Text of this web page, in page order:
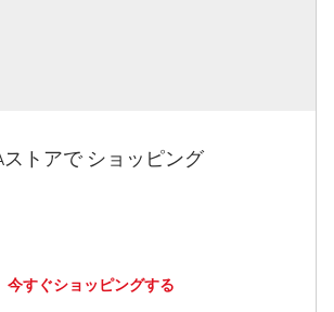
ストアで ショッピング
今すぐショッピングする